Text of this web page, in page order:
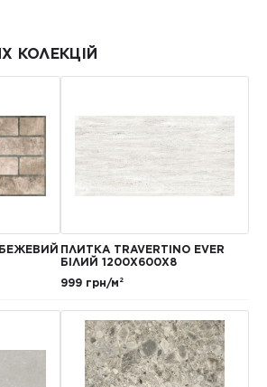
КОЛЕКЦІЙ
БЕЖЕВИЙ ПЛИТКА TRAVERTINO EVER
БІЛИЙ 1200Х600Х8
999 грн/м²